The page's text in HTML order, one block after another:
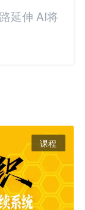
延伸 AI将
课程